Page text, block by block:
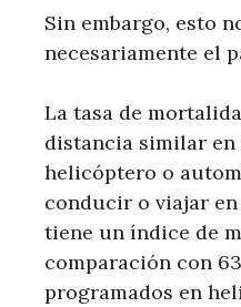
Sin embargo, esto
necesariamente el
La tasa de
distancia similar en
helicóptero o
conducir o viajar
tiene un índice de
comparación con
programados en